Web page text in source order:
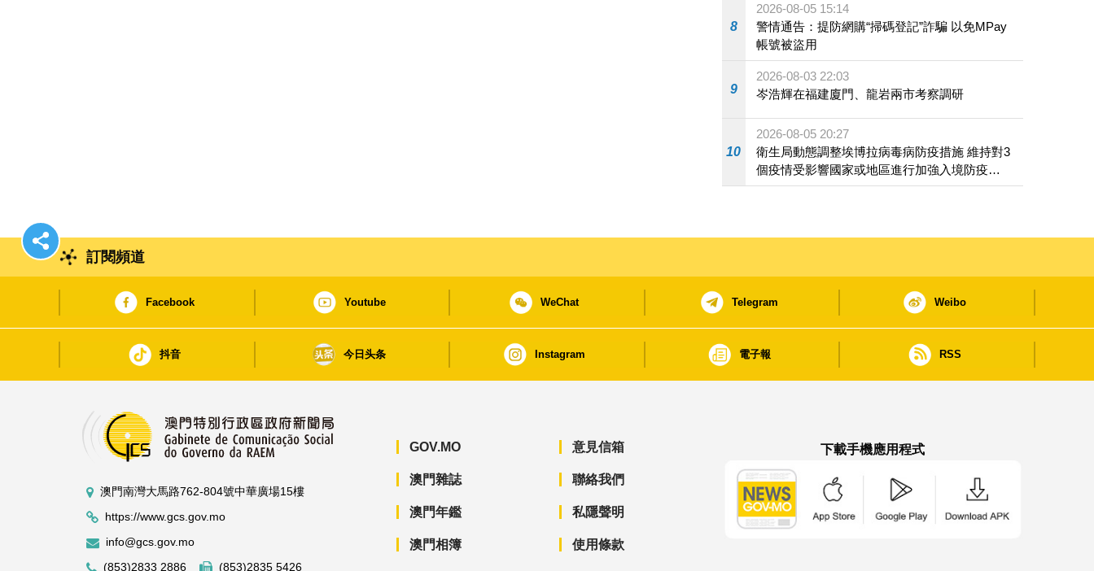
8
2026-08-05 15:14
警情通告：提防網購“掃碼登記”詐騙 以免MPay
帳號被盜用
9
2026-08-03 22:03
岑浩輝在福建廈門、龍岩兩市考察調研
10
2026-08-05 20:27
衛生局動態調整埃博拉病毒病防疫措施 維持對3
個疫情受影響國家或地區進行加強入境防疫措
施
訂閱頻道
Facebook Youtube WeChat Telegram Weibo
抖音 今日头条 Instagram 電子報 RSS
澳門南灣大馬路762-804號中華廣場15樓
https://www.gcs.gov.mo
info@gcs.gov.mo
(853)2833 2886
(853)2835 5426
GOV.MO
澳門雜誌
澳門年鑑
澳門相簿
意見信箱
聯絡我們
私隱聲明
使用條款
下載手機應用程式